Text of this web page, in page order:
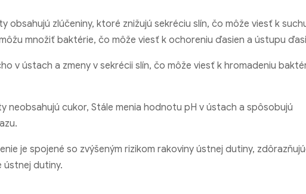
obsahujú zlúčeniny, ktoré znižujú sekréciu slín, čo môže viesť k
množiť baktérie, čo môže viesť k ochoreniu ďasien a ústupu
v ústach a zmeny v sekrécii slín, čo môže viesť k hromadeniu
neobsahujú cukor, Stále menia hodnotu pH v ústach a spôsobujú
je spojené so zvýšeným rizikom rakoviny ústnej dutiny,
ústnej dutiny.